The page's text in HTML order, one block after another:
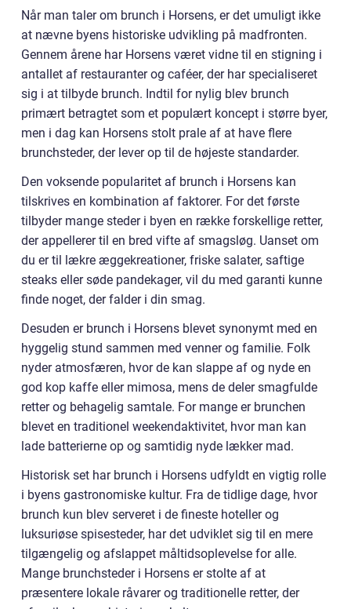
Når man taler om brunch i Horsens, er det umuligt ikke
at nævne byens historiske udvikling på madfronten.
Gennem årene har Horsens været vidne til en stigning i
antallet af restauranter og caféer, der har specialiseret
sig i at tilbyde brunch. Indtil for nylig blev brunch
primært betragtet som et populært koncept i større byer,
men i dag kan Horsens stolt prale af at have flere
brunchsteder, der lever op til de højeste standarder.
Den voksende popularitet af brunch i Horsens kan
tilskrives en kombination af faktorer. For det første
tilbyder mange steder i byen en række forskellige retter,
der appellerer til en bred vifte af smagsløg. Uanset om
du er til lækre æggekreationer, friske salater, saftige
steaks eller søde pandekager, vil du med garanti kunne
finde noget, der falder i din smag.
Desuden er brunch i Horsens blevet synonymt med en
hyggelig stund sammen med venner og familie. Folk
nyder atmosfæren, hvor de kan slappe af og nyde en
god kop kaffe eller mimosa, mens de deler smagfulde
retter og behagelig samtale. For mange er brunchen
blevet en traditionel weekendaktivitet, hvor man kan
lade batterierne op og samtidig nyde lækker mad.
Historisk set har brunch i Horsens udfyldt en vigtig rolle
i byens gastronomiske kultur. Fra de tidlige dage, hvor
brunch kun blev serveret i de fineste hoteller og
luksuriøse spisesteder, har det udviklet sig til en mere
tilgængelig og afslappet måltidsoplevelse for alle.
Mange brunchsteder i Horsens er stolte af at
præsentere lokale råvarer og traditionelle retter, der